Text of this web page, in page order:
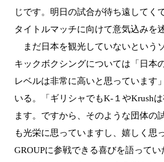
じです。明日の試合が待ち遠してく
タイトルマッチに向けて意気込みを
まだ日本を観光していないという
キックボクシングについては「日本
レベルは非常に高いと思っています
いる。「ギリシャでもK-１やKrush
ます。ですから、そのような団体の
も光栄に思っていますし、嬉しく思
GROUPに参戦できる喜びを語って